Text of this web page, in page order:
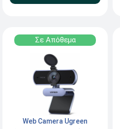
Σε Απόθεμα
Web Camera Ugreen